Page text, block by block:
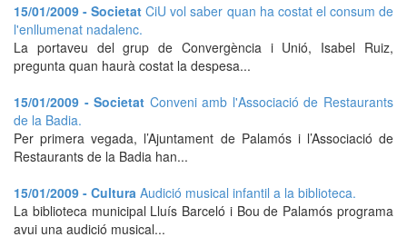
15/01/2009 - SocietatCiU vol saber quan ha costat el consum de
l'enllumenat nadalenc.
La portaveu del grup de Convergència i Unió, Isabel Ruiz,
pregunta quan haurà costat la despesa...
15/01/2009 - Societat Conveni amb l'Associació de Restaurants
de la Badia.
Per primera vegada, l’Ajuntament de Palamós i l’Associació de
Restaurants de la Badia han...
15/01/2009 - Cultura Audició musical infantil a la biblioteca.
La biblioteca municipal Lluís Barceló i Bou de Palamós programa
avui una audició musical...